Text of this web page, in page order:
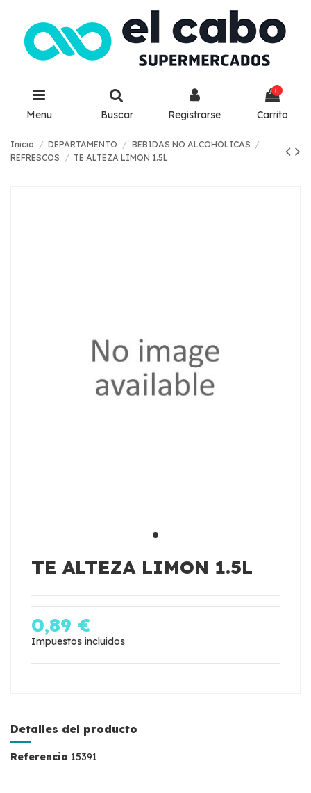
Menu Buscar Registrarse
0
Carrito
Inicio DEPARTAMENTO
BEBIDAS NO ALCOHOLICAS
REFRESCOS
TE ALTEZA LIMON 1.5L
TE ALTEZA LIMON 1.5L
0,89 €
Impuestos incluidos
Detalles del producto
Referencia 15391